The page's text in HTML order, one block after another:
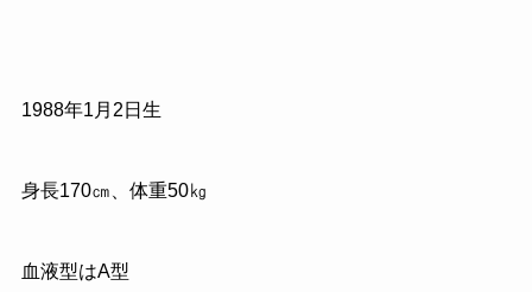
1988年1月2日生
身長170㎝、体重50㎏
血液型はA型